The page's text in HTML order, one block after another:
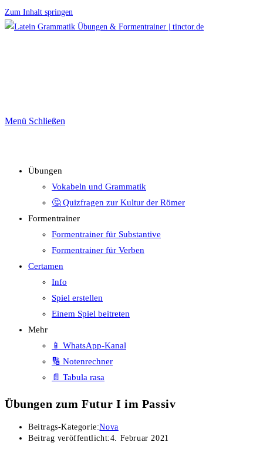
Zum Inhalt springen
Menü Schließen
Übungen
Vokabeln und Grammatik
🤔 Quizfragen zur Kultur der Römer
Formentrainer
Formentrainer für Substantive
Formentrainer für Verben
Certamen
Info
Spiel erstellen
Einem Spiel beitreten
Mehr
📱 WhatsApp-Kanal
🔢 Notenrechner
📄 Tabula rasa
Übungen zum Futur I im Passiv
Beitrags-Kategorie:Nova
Beitrag veröffentlicht:4. Februar 2021